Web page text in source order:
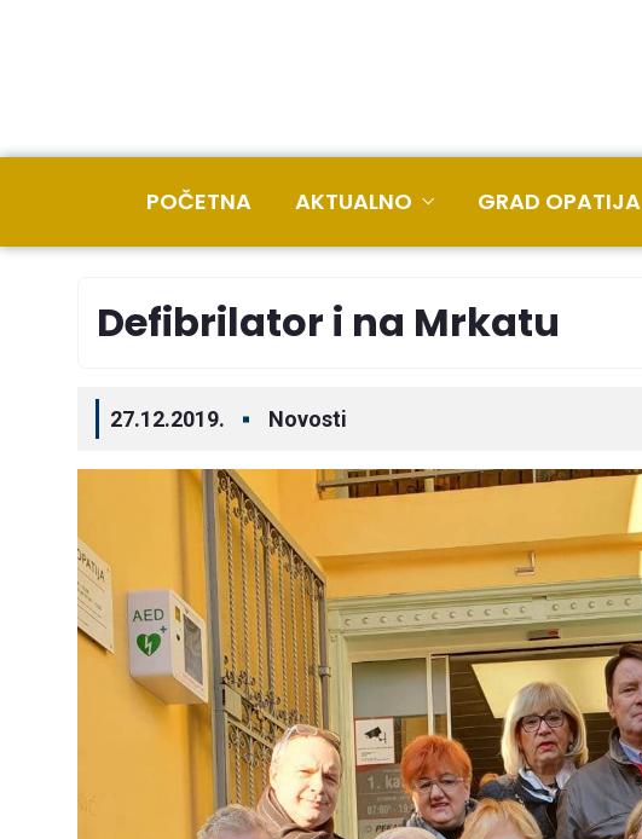
POČETNA AKTUALNO GRAD OPATIJA
Defibrilator i na Mrkatu
27.12.2019. Novosti